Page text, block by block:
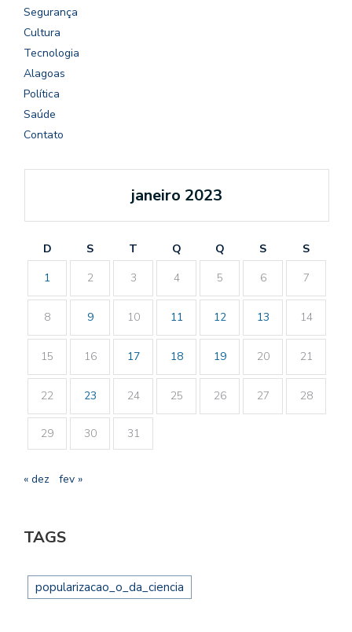
Segurança
Cultura
Tecnologia
Alagoas
Política
Saúde
Contato
janeiro 2023
D S T Q Q S
S
1
2 3 4 5 6 7
8 9 10 11 12 13 14
15 16 17 18 19 20 21
22 23 24 25 26 27 28
29 30 31
« dez fev »
TAGS
popularizacao_o_da_ciencia